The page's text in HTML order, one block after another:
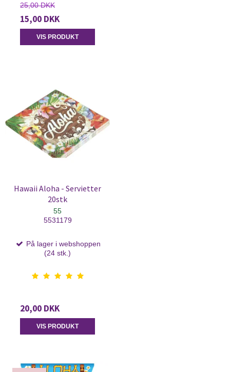
25,00 DKK
15,00 DKK
VIS PRODUKT
Hawaii Aloha - Servietter
20stk
55
5531179
På lager i webshoppen
(24 stk.)
20,00 DKK
VIS PRODUKT